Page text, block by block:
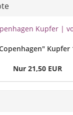
Kupfer
Nur 21,50 EUR